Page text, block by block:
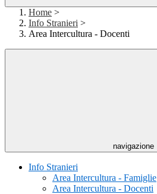
Home >
Info Stranieri >
Area Intercultura - Docenti
navigazione
Info Stranieri
Area Intercultura - Famiglie
Area Intercultura - Docenti